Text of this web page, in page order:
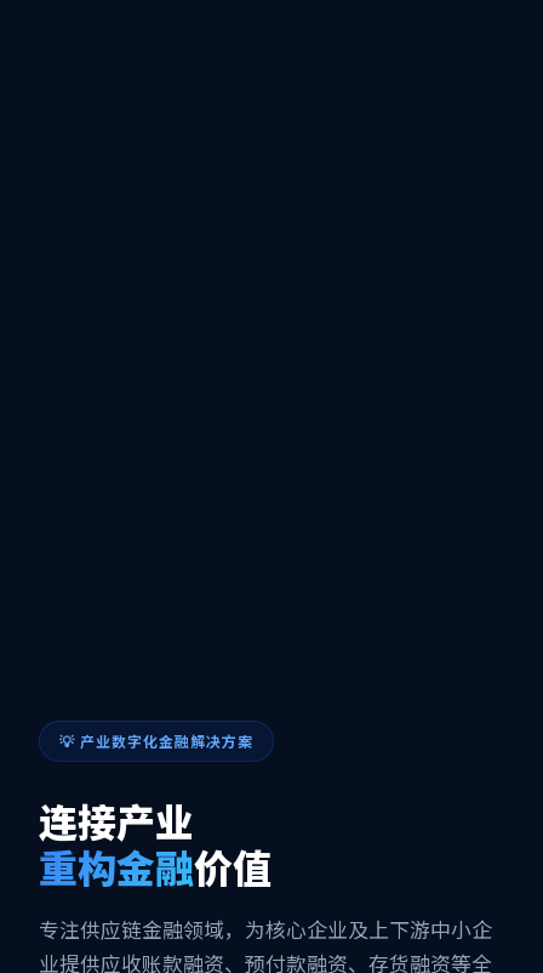
💡 产业数字化金融解决方案
连接产业
重构金融价值
专注供应链金融领域，为核心企业及上下游中小企
业提供应收账款融资、预付款融资、存货融资等全